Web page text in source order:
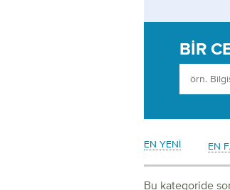
BIR
EN YENI EN
Bu kategoride